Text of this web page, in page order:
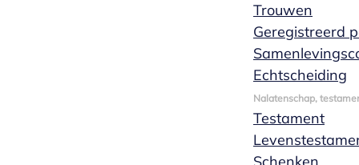
Trouwen
Geregistreerd
Echtscheiding
Nalatenschap,
Testament
beëdigd tot